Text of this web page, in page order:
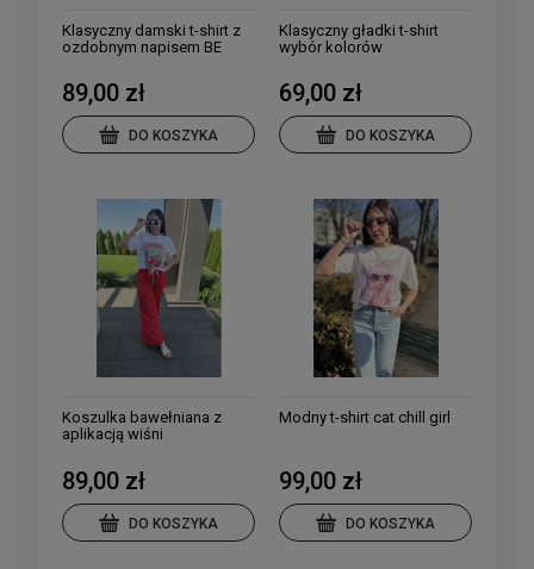
Klasyczny damski t-shirt z
ozdobnym napisem BE
89,00 zł
DO KOSZYKA
Klasyczny gładki t-shirt
wybór kolorów
69,00 zł
DO KOSZYKA
Koszulka bawełniana z
aplikacją wiśni
89,00 zł
DO KOSZYKA
Modny t-shirt cat chill girl
99,00 zł
DO KOSZYKA